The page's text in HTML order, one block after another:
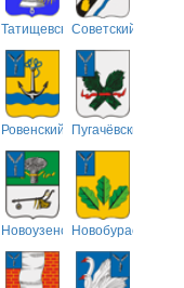
ТатищевскийСоветский
Ровенский Пугачёвский
НовоузенскийНовобурасский